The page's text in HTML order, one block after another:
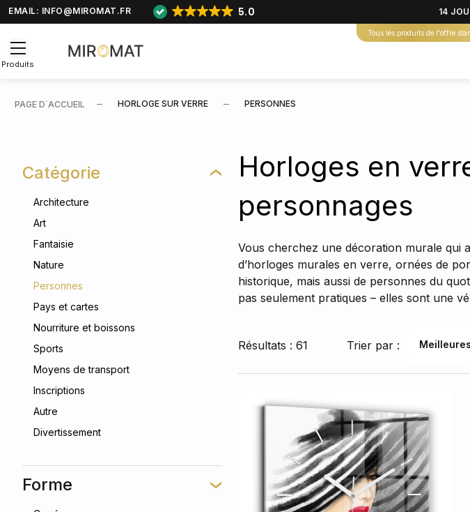
EMAIL: INFO@MIROMAT.FR 5.0 14
Tous les produits de l'offre
Produits
PAGE D΄ACCUEIL HORLOGE SUR VERRE PERSONNES
Catégorie
Architecture
Art
Fantaisie
Nature
Personnes
Pays et cartes
Nourriture et boissons
Sports
Moyens de transport
Inscriptions
Autre
Divertissement
Forme
Horloges en
personnages
Vous cherchez une décoration murale qui
d’horloges murales en verre, ornées de
historique, mais aussi de personnes du
pas seulement pratiques – elles sont une
Résultats : 61 Trier par :